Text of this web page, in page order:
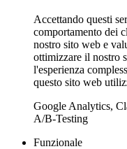
Accettando questi
comportamento dei
nostro sito web e
ottimizzare il nostro
l'esperienza
questo sito web
Google Analytics,
A/B-Testing
Funzionale